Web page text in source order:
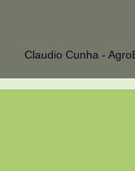
Claudio Cunha -